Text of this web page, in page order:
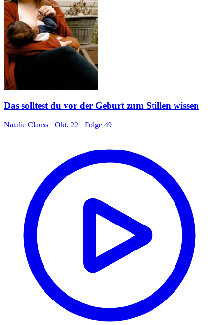
Das solltest du vor der Geburt zum Stillen wissen
Natalie Clauss · Okt. 22 · Folge 49